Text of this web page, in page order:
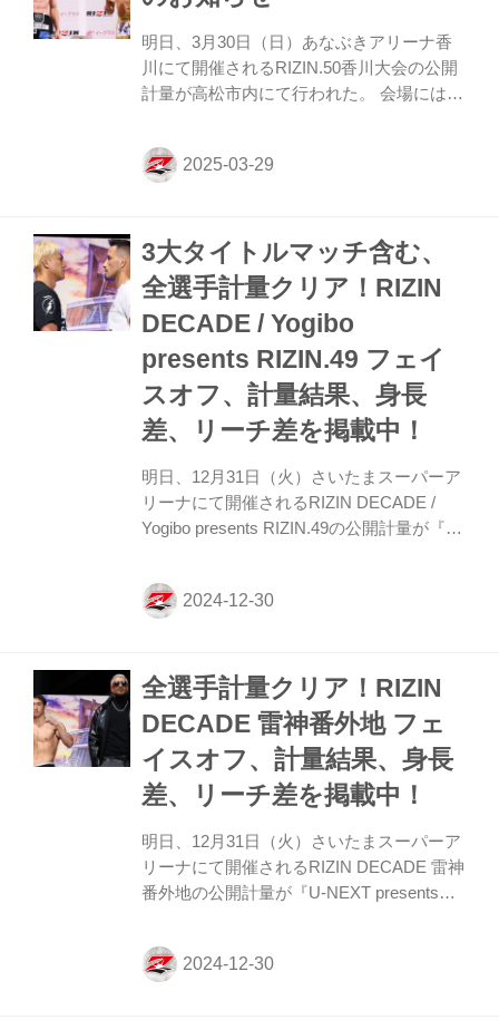
ェームスは公式計量において、上限体重
120kgを0.8kgオーバーとなりました。
「RIZINワールドグランプリ2025ヘビー級
トーナメント特別規程」に則り、ダニエ...
明日、3月30日（日）あなぶきアリーナ香
川にて開催されるRIZIN.50香川大会の公開
計量が高松市内にて行われた。 会場にはマ
る中フェイスオフが行われた。緊張感に満
ちた公開計量の様子はRIZIN FF公式
カーライル vs. 泉武志について 第4試合／
スパイク・カーライル vs. 泉武志につい
て、本日行われた公式計量でスパイク・カ
ーライルが規定体重（71.00kg）を2.00kg超
過した為、公式ルール第7条第4項および第
5項に基づき、次のとおり条件付きにて試
合を実施いた...
3大タイトルマッチ含む、
全選手計量クリア！RIZIN
DECADE / Yogibo
presents RIZIN.49 フェイ
スオフ、計量結果、身長
差、リーチ差を掲載中！
明日、12月31日（火）さいたまスーパーア
リーナにて開催されるRIZIN DECADE /
Yogibo presents RIZIN.49の公開計量が『U-
て行われた。 会場にはマスコミ、抽選で選
ばれたファンクラブ会員、そして多くのフ
RIZIN FF公式Youtubeチャンネルで公開
中！大会前に必ずチェックしよう！ RIZIN
DECADE | Yogibo presents RIZIN.49 公開
計量（YouTube） 第14試合／鈴木千裕 vs.
クレ...
全選手計量クリア！RIZIN
DECADE 雷神番外地 フェ
イスオフ、計量結果、身長
差、リーチ差を掲載中！
明日、12月31日（火）さいたまスーパーア
リーナにて開催されるRIZIN DECADE 雷神
番外地の公開計量が『U-NEXT presents
場にはマスコミ、抽選で選ばれたファンク
ラブ会員、そして多くのファンが見つめる